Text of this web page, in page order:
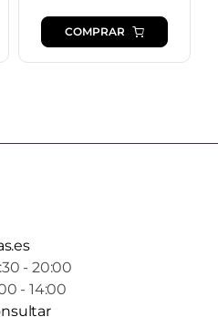
COMPRAR
- 20:00